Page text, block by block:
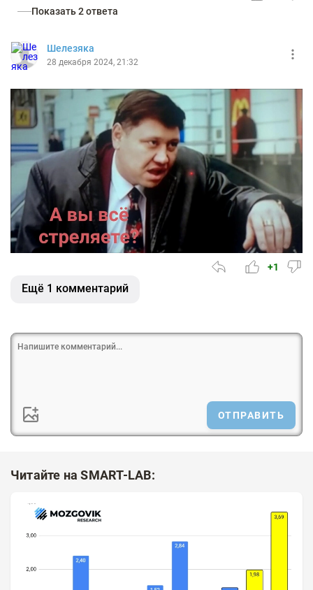
Показать 2 ответа
Шелезяка
28 декабря 2024, 21:32
+1
Ещё 1 комментарий
ОТПРАВИТЬ
Читайте на SMART-LAB: